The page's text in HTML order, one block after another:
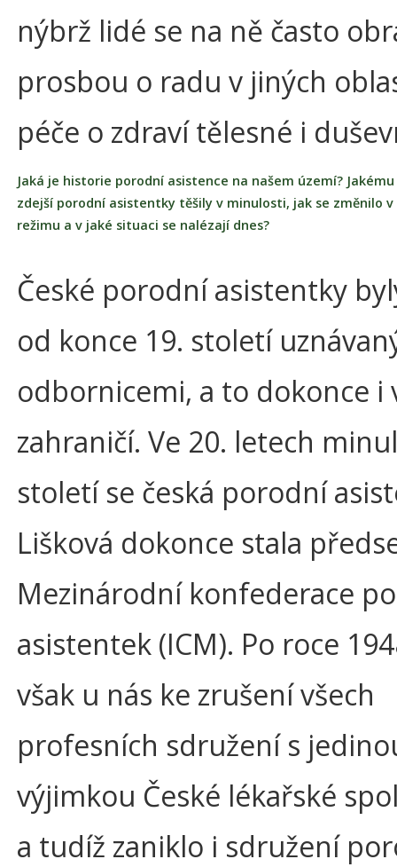
nýbrž lidé se na ně často
prosbou o radu v jiných
péče o zdraví tělesné i
Jaká je historie porodní asistence na našem území?
zdejší porodní asistentky těšily v minulosti, jak se změnilo
režimu a v jaké situaci se nalézají dnes?
České porodní asistentky
od konce 19. století
odbornicemi, a to dokonce i
zahraničí. Ve 20. letech
století se česká porodní
Lišková dokonce stala
Mezinárodní konfederace
asistentek (ICM). Po roce
však u nás ke zrušení všech
profesních sdružení s
výjimkou České lékařské
a tudíž zaniklo i sdružení